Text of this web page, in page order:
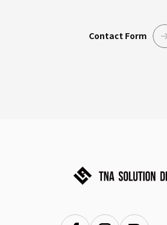
Contact Form